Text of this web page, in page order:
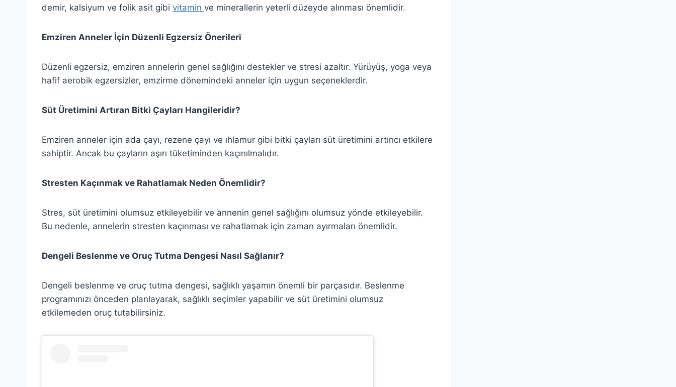
demir, kalsiyum ve folik asit gibi vitamin ve minerallerin yeterli düzeyde alınması önemlidir.
Emziren Anneler İçin Düzenli Egzersiz Önerileri
Düzenli egzersiz, emziren annelerin genel sağlığını destekler ve stresi azaltır. Yürüyüş, yoga veya
hafif aerobik egzersizler, emzirme dönemindeki anneler için uygun seçeneklerdir.
Süt Üretimini Artıran Bitki Çayları Hangileridir?
Emziren anneler için ada çayı, rezene çayı ve ıhlamur gibi bitki çayları süt üretimini artırıcı etkilere
sahiptir. Ancak bu çayların aşırı tüketiminden kaçınılmalıdır.
Stresten Kaçınmak ve Rahatlamak Neden Önemlidir?
Stres, süt üretimini olumsuz etkileyebilir ve annenin genel sağlığını olumsuz yönde etkileyebilir.
Bu nedenle, annelerin stresten kaçınması ve rahatlamak için zaman ayırmaları önemlidir.
Dengeli Beslenme ve Oruç Tutma Dengesi Nasıl Sağlanır?
Dengeli beslenme ve oruç tutma dengesi, sağlıklı yaşamın önemli bir parçasıdır. Beslenme
programınızı önceden planlayarak, sağlıklı seçimler yapabilir ve süt üretimini olumsuz
etkilemeden oruç tutabilirsiniz.